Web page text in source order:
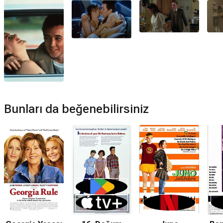
Netflix'te var mı?
Hayır. Film Netflix'te yayınlanmamaktadır.
Amazon Prime'da var mı?
Hayır. Film Amazon Prime'da yayınlanmamaktadır.
Müzikleri kime ait?
Hayır. Birşey Söyle için devam filmi bulunmamaktadır.
Bunları da beğenebilirsiniz